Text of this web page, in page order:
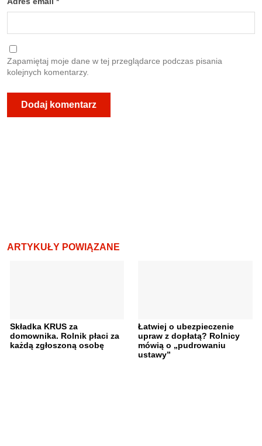
Zapamiętaj moje dane w tej przeglądarce podczas pisania
kolejnych komentarzy.
ARTYKUŁY POWIĄZANE
Składka KRUS za
domownika. Rolnik płaci za
każdą zgłoszoną osobę
Łatwiej o ubezpieczenie
upraw z dopłatą? Rolnicy
mówią o „pudrowaniu
ustawy”